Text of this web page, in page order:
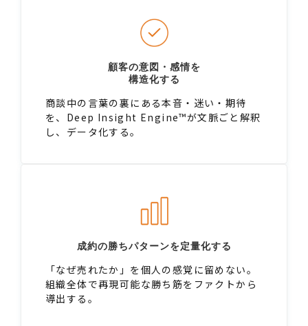
顧客の意図・感情を
構造化する
商談中の言葉の裏にある本音・迷い・期待
を、Deep Insight Engine™が文脈ごと解釈
し、データ化する。
成約の勝ちパターンを定量化する
「なぜ売れたか」を個人の感覚に留めない。
組織全体で再現可能な勝ち筋をファクトから
導出する。